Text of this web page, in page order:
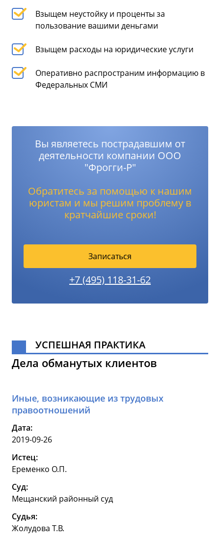
Взыщем неустойку и проценты за
пользование вашими деньгами
Взыщем расходы на юридические услуги
Оперативно распространим информацию в
Федеральных СМИ
Вы являетесь пострадавшим от
деятельности компании ООО
"Фрогги-Р"
Обратитесь за помощью к нашим
юристам и мы решим проблему в
кратчайшие сроки!
Записаться
+7 (495) 118-31-62
УСПЕШНАЯ ПРАКТИКА
Дела обманутых клиентов
Иные, возникающие из трудовых
правоотношений
Дата:
2019-09-26
Истец:
Еременко О.П.
Суд:
Мещанский районный суд
Судья:
Жолудова Т.В.